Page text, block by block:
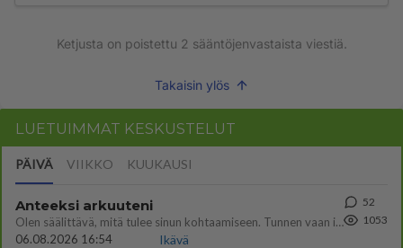
Ketjusta on poistettu 2 sääntöjenvastaista viestiä.
Takaisin ylös
LUETUIMMAT KESKUSTELUT
PÄIVÄ VIIKKO KUUKAUSI
Anteeksi arkuuteni
Olen säälittävä, mitä tulee sinun kohtaamiseen. Tunnen vaan itseni todella epävarmaksi sun kanssa. Jos minun olisi pitän
06.08.2026 16:54
Ikävä
52
1053